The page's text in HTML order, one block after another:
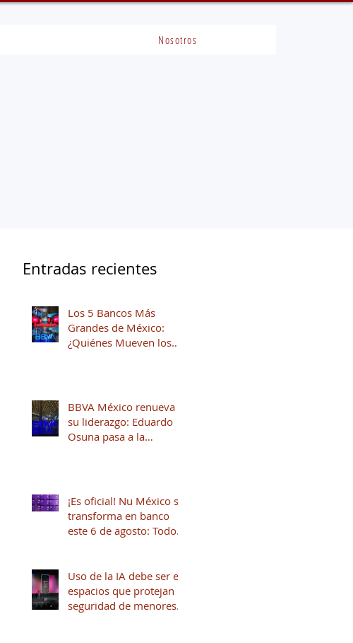
Nosotros
Entradas recientes
Los 5 Bancos Más
Grandes de México:
¿Quiénes Mueven los
BBVA México renueva
su liderazgo: Eduardo
Osuna pasa a la
¡Es oficial! Nu México se
transforma en banco
este 6 de agosto: Todo
Uso de la IA debe ser en
espacios que protejan la
seguridad de menores